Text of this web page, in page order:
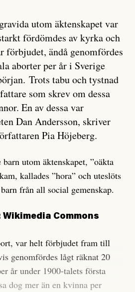
utom äktenskapet var
fördömdes av kyrka och
förbjudet, ändå genomfördes
aborter per år i Sverige
Trots tabu och tystnad
som skrev om dessa
En av dessa var
Dan Andersson, skriver
Pia Höjeberg.
utom äktenskapet, ”oäkta
kallades ”hora” och uteslöts
från all social gemenskap.
Wikimedia Commons
var helt förbjudet fram till
genomfördes lågt räknat 20
år under 1900-talets första
dog mer än en kvinna per